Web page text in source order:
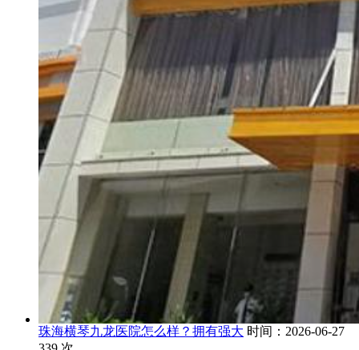
珠海横琴九龙医院怎么样？拥有强大 时间：2026-06-27